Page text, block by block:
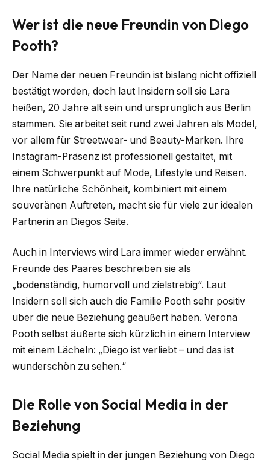
Wer ist die neue Freundin von Diego
Pooth?
Der Name der neuen Freundin ist bislang nicht offiziell
bestätigt worden, doch laut Insidern soll sie Lara
heißen, 20 Jahre alt sein und ursprünglich aus Berlin
stammen. Sie arbeitet seit rund zwei Jahren als Model,
vor allem für Streetwear- und Beauty-Marken. Ihre
Instagram-Präsenz ist professionell gestaltet, mit
einem Schwerpunkt auf Mode, Lifestyle und Reisen.
Ihre natürliche Schönheit, kombiniert mit einem
souveränen Auftreten, macht sie für viele zur idealen
Partnerin an Diegos Seite.
Auch in Interviews wird Lara immer wieder erwähnt.
Freunde des Paares beschreiben sie als
„bodenständig, humorvoll und zielstrebig“. Laut
Insidern soll sich auch die Familie Pooth sehr positiv
über die neue Beziehung geäußert haben. Verona
Pooth selbst äußerte sich kürzlich in einem Interview
mit einem Lächeln: „Diego ist verliebt – und das ist
wunderschön zu sehen.“
Die Rolle von Social Media in der
Beziehung
Social Media spielt in der jungen Beziehung von Diego